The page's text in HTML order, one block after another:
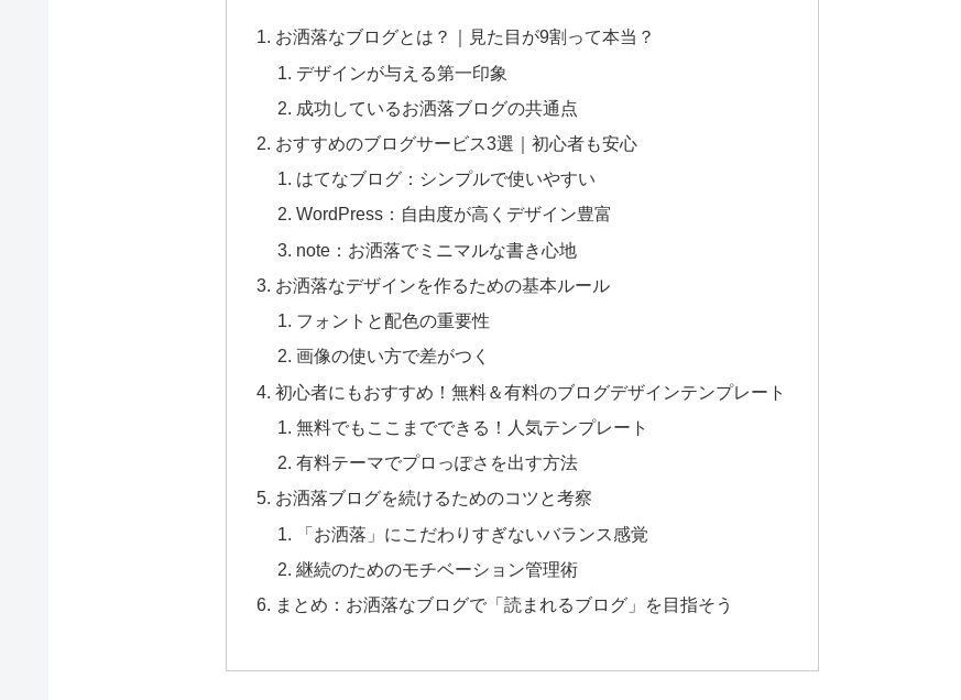
お洒落なブログとは？｜見た目が9割って本当？
デザインが与える第一印象
成功しているお洒落ブログの共通点
おすすめのブログサービス3選｜初心者も安心
はてなブログ：シンプルで使いやすい
WordPress：自由度が高くデザイン豊富
note：お洒落でミニマルな書き心地
お洒落なデザインを作るための基本ルール
フォントと配色の重要性
画像の使い方で差がつく
初心者にもおすすめ！無料＆有料のブログデザインテンプレート
無料でもここまでできる！人気テンプレート
有料テーマでプロっぽさを出す方法
お洒落ブログを続けるためのコツと考察
「お洒落」にこだわりすぎないバランス感覚
継続のためのモチベーション管理術
まとめ：お洒落なブログで「読まれるブログ」を目指そう